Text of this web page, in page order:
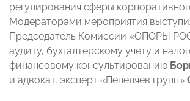
регулирования сферы
Модераторами мероприятия
Председатель Комиссии «ОПОРЫ
аудиту, бухгалтерскому учету и
финансовому консультированию
и адвокат, эксперт «Пепеляев групп»